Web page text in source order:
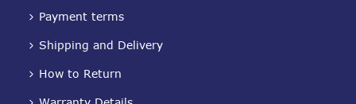
Payment terms
Shipping and Delivery
How to Return